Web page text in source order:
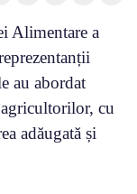
Alimentare a
au abordat
cu
adăugată și